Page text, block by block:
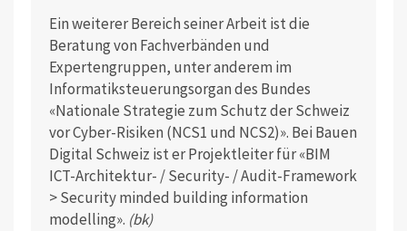
Ein weiterer Bereich seiner Arbeit ist die
Beratung von Fachverbänden und
Expertengruppen, unter anderem im
Informatiksteuerungsorgan des Bundes
«Nationale Strategie zum Schutz der Schweiz
vor Cyber-Risiken (NCS1 und NCS2)». Bei Bauen
Digital Schweiz ist er Projektleiter für «BIM
ICT-Architektur- / Security- / Audit-Framework
> Security minded building information
modelling». (bk)